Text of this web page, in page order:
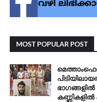
MOST POPULAR POST
കണ്ണികളിൽ